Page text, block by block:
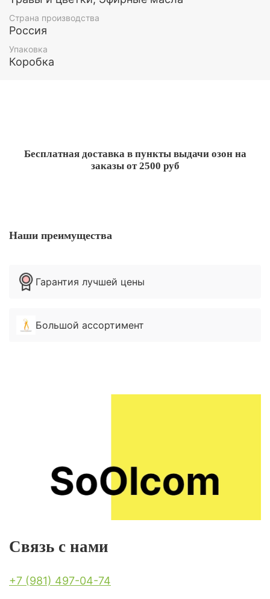
пчелиного воска. Добавляем сборы трав и
натуральных эфирных масел
Свечи изготовляются согласно лунному циклу.
Свечи для ритуалов упаковываются в
Страна производства
Россия
Упаковка
Коробка
Бесплатная доставка в пункты выдачи озон на
заказы от 2500 руб
Наши преимущества
Гарантия лучшей цены
Большой ассортимент
Связь с нами
+7 (981) 497-04-74